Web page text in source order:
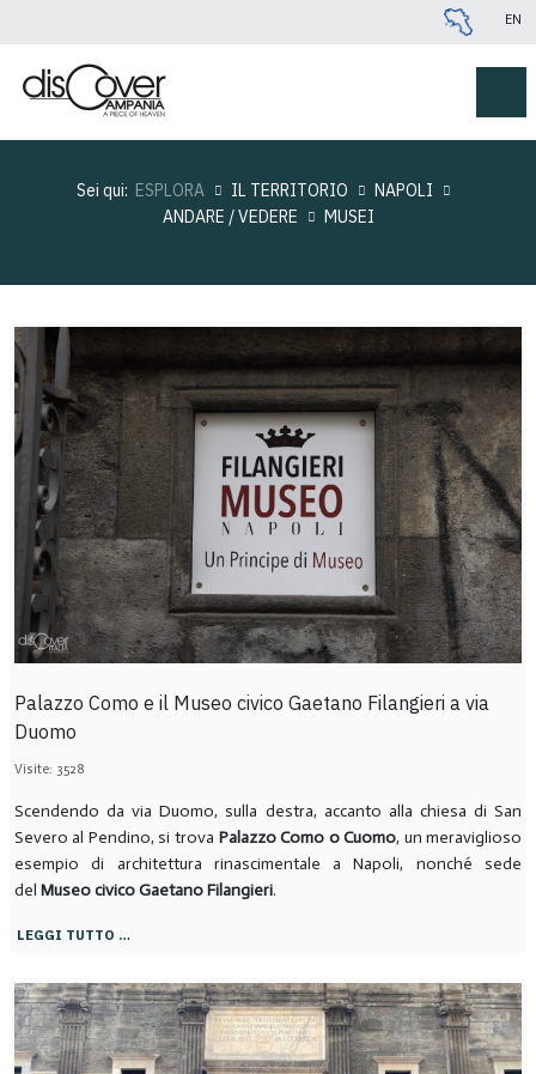
EN
Sei qui: ESPLORA IL TERRITORIO
NAPOLI
ANDARE / VEDERE
MUSEI
Palazzo Como e il Museo civico Gaetano Filangieri a via
Duomo
Visite: 3528
Scendendo da via Duomo, sulla destra, accanto alla chiesa di San
Severo al Pendino, si trova Palazzo Como o Cuomo, un meraviglioso
esempio di architettura rinascimentale a Napoli, nonché sede
del Museo civico Gaetano Filangieri.
LEGGI TUTTO …